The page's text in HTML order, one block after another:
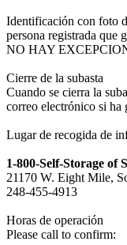
Identificación con foto
persona registrada que
NO HAY
Cierre de la subasta
Cuando se cierra la
correo electrónico si ha
Lugar de recogida de
1-800-Self-Storage of
21170 W. Eight Mile,
248-455-4913
Horas de operación
Please call to confirm: